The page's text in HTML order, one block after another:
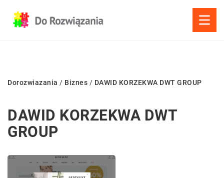
Dorozwiazania / Biznes / DAWID KORZEKWA DWT GROUP
DAWID KORZEKWA DWT
GROUP